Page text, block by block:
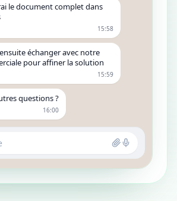
le document complet dans
15:58
échanger avec notre
pour affiner la solution
15:59
questions ?
16:00